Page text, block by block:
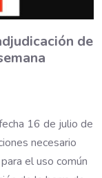
de
16 de julio de
necesario
el uso común